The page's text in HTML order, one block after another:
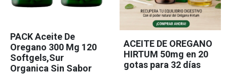
PACK Aceite De
Oregano 300 Mg 120
Softgels,Sur
Organica Sin Sabor
ACEITE DE OREGANO
HIRTUM 50mg en 20
gotas para 32 días